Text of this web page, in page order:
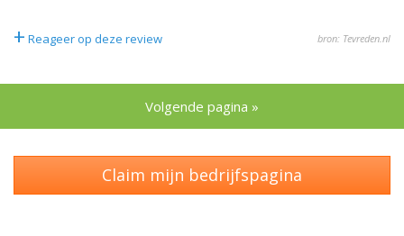
+ Reageer op deze review bron: Tevreden.nl
Volgende pagina »
Claim mijn bedrijfspagina